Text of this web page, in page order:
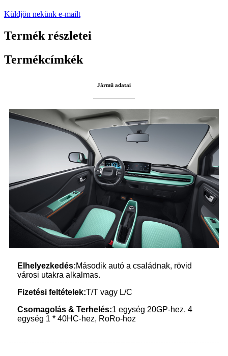
Küldjön nekünk e-mailt
Termék részletei
Termékcímkék
Jármű adatai
Elhelyezkedés:Második autó a családnak, rövid
városi utakra alkalmas.
Fizetési feltételek:T/T vagy L/C
Csomagolás & Terhelés:1 egység 20GP-hez, 4
egység 1 * 40HC-hez, RoRo-hoz